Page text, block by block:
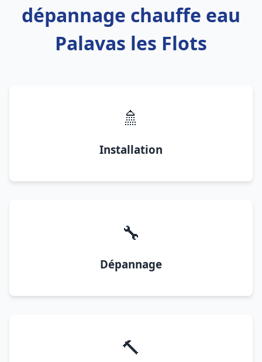
dépannage chauffe eau
Palavas les Flots
🚿
Installation
🔧
Dépannage
🔨